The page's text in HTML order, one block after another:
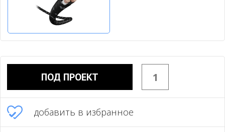
ПОД ПРОЕКТ
добавить в избранное